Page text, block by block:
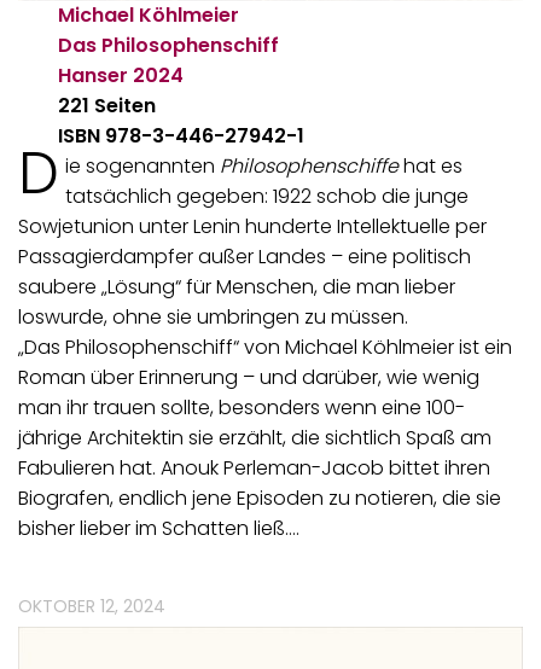
Michael Köhlmeier
Das Philosophenschiff
Hanser 2024
221 Seiten
ISBN 978-3-446-27942-1
D ie sogenannten Philosophenschiffehat es
tatsächlich gegeben: 1922 schob die junge
Sowjetunion unter Lenin hunderte Intellektuelle per
Passagierdampfer außer Landes – eine politisch
saubere „Lösung“ für Menschen, die man lieber
loswurde, ohne sie umbringen zu müssen.
„Das Philosophenschiff“ von Michael Köhlmeier ist ein
Roman über Erinnerung – und darüber, wie wenig
man ihr trauen sollte, besonders wenn eine 100-
jährige Architektin sie erzählt, die sichtlich Spaß am
Fabulieren hat. Anouk Perleman-Jacob bittet ihren
Biografen, endlich jene Episoden zu notieren, die sie
bisher lieber im Schatten ließ.…
OKTOBER 12, 2024